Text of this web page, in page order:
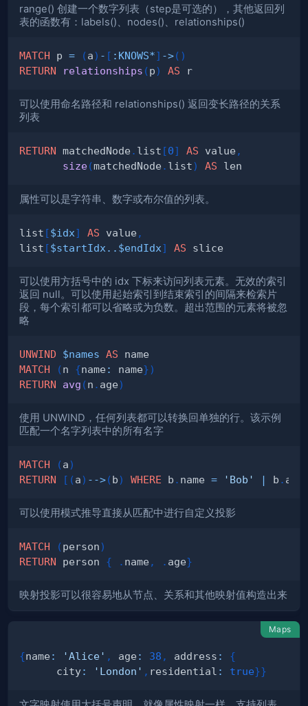
range() 创建一个数字列表（step是可选的），其他返回列
表的函数有：labels()、nodes()、relationships()
MATCH p = (a) - [ : KNOWS*] ->( )
RETURN
relationships (p) AS
可以使用命名路径和 relationships() 返回变长路径的关系
列表
RETURN matchedNode . list [0] AS value ,
size(matchedNode . list) AS
属性可以是字符串、数字或布尔值的列表。
list [$idx] AS value ,
list [$startIdx .. $endIdx] AS
可以使用方括号中的 idx 下标来访问列表元素。无效的索引
返回 null。可以使用起始索引到结束索引的间隔来检索片
段，每个索引都可以省略或为负数。超出范围的元素将被忽
略
UNWIND $names AS
MATCH
(n {name : name})
RETURN
avg (n . age)
使用 UNWIND，任何列表都可以转换回单独的行。该示例
匹配一个名字列表中的所有名字
MATCH (a)
RETURN
[ (a) -->(b) WHERE b . name = 'Bob' | b . age
可以使用模式推导直接从匹配中进行自定义投影
MATCH (person)
RETURN person { . name , . age}
映射投影可以很容易地从节点、关系和其他映射值构造出来
Maps
{name : 'Alice' , age : 38 , address :
{
      city
: 'London' , residential : true}}